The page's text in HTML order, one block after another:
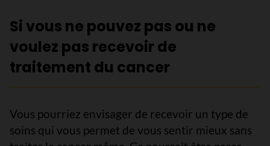
Si vous ne pouvez pas ou ne
voulez pas recevoir de
traitement du cancer
Vous pourriez envisager de recevoir un type de
soins qui vous permet de vous sentir mieux sans